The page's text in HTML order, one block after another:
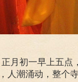
正月初一早上五点
人潮涌动，整个